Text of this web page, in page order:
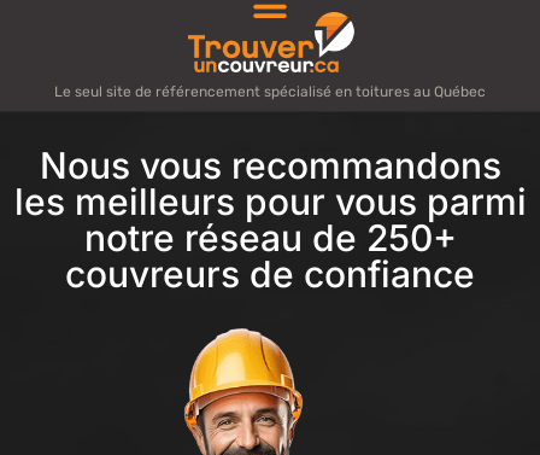
Le seul site de référencement spécialisé en toitures au Québec
Nous vous recommandons
les meilleurs pour vous parmi
notre réseau de 250+
couvreurs de confiance